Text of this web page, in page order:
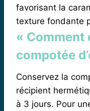
favorisant la
texture fondante
« Comment
compotée
Conservez la
récipient
à 3 jours. Pour